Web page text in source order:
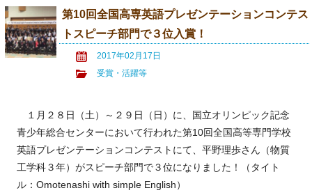
第10回全国高専英語プレゼンテーションコンテス
トスピーチ部門で３位入賞！
2017年02月17日
受賞・活躍等
１月２８日（土）～２９日（日）に、国立オリンピック記念
青少年総合センターにおいて行われた第10回全国高等専門学校
英語プレゼンテーションコンテストにて、平野理歩さん（物質
工学科３年）がスピーチ部門で３位になりました！（タイト
ル：Omotenashi with simple English）